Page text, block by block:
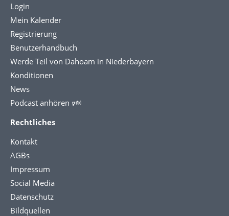
Login
Mein Kalender
Registrierung
Benutzerhandbuch
Werde Teil von Dahoam in Niederbayern
Konditionen
News
Podcast anhören 🕬
Rechtliches
Kontakt
AGBs
Impressum
Social Media
Datenschutz
Bildquellen